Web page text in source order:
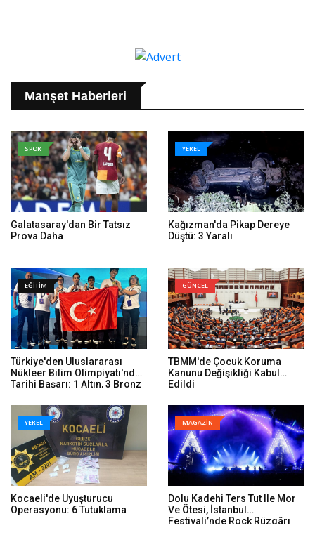
Manşet Haberleri
SPOR
Galatasaray'dan Bir Tatsız
Prova Daha
YEREL
Kağızman'da Pikap Dereye
Düştü: 3 Yaralı
EĞİTİM
Türkiye'den Uluslararası
Nükleer Bilim Olimpiyatı'nda
Tarihi Başarı: 1 Altın, 3 Bronz
GÜNCEL
TBMM'de Çocuk Koruma
Kanunu Değişikliği Kabul
Edildi
YEREL
Kocaeli'de Uyuşturucu
Operasyonu: 6 Tutuklama
MAGAZİN
Dolu Kadehi Ters Tut Ile Mor
Ve Ötesi, İstanbul
Festivali’nde Rock Rüzgârı